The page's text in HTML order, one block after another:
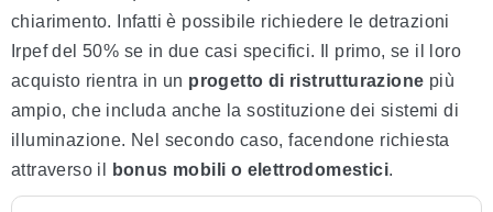
chiarimento. Infatti è possibile richiedere le detrazioni
Irpef del 50% se in due casi specifici. Il primo, se il loro
acquisto rientra in un progetto di ristrutturazione più
ampio, che includa anche la sostituzione dei sistemi di
illuminazione. Nel secondo caso, facendone richiesta
attraverso il
bonus mobili o elettrodomestici.